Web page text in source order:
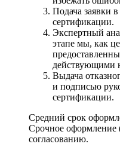
Подача заявки
сертификации.
Экспертный
этапе мы, как
действующими
Выдача
и подписью
сертификации.
Средний срок
Срочное оформление
согласованию.